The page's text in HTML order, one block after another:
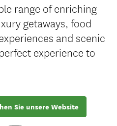
range of enriching
getaways, food
and scenic
experience to
Sie unsere Website